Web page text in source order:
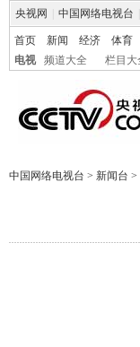
央视网 中国网络电视台
首页 新闻 经济 体育
电视
频道大全 栏目大
中国网络电视台 > 新闻台 >